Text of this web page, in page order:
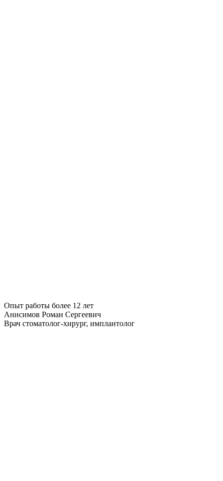
Опыт работы более 12 лет
Анисимов Роман Сергеевич
Врач стоматолог-хирург, имплантолог